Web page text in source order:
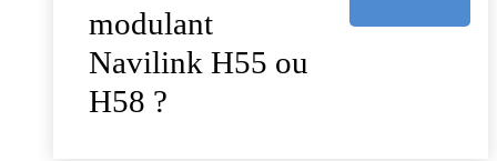
modulant
Navilink H55 ou
H58 ?